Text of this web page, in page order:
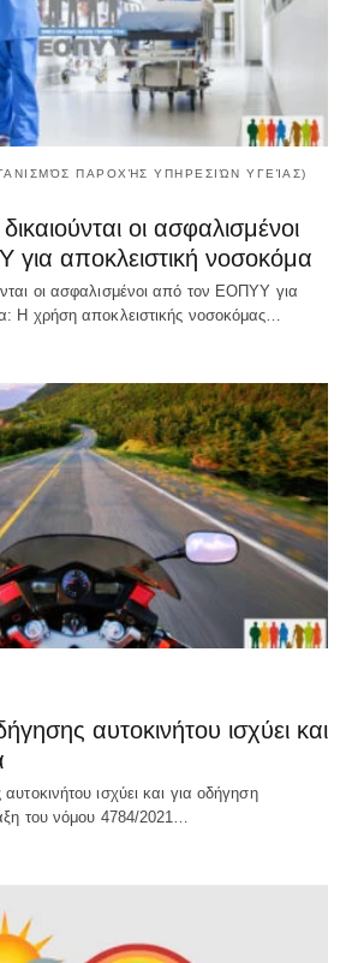
ΠΑΡΟΧΉΣ ΥΠΗΡΕΣΙΏΝ ΥΓΕΊΑΣ)
οι ασφαλισμένοι
αποκλειστική νοσοκόμα
οι ασφαλισμένοι από τον ΕΟΠΥΥ για
Η χρήση αποκλειστικής νοσοκόμας…
αυτοκινήτου ισχύει και
ισχύει και για οδήγηση
του νόμου 4784/2021…